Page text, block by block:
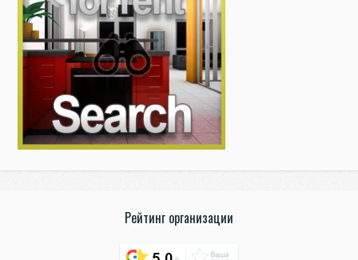
Рейтинг организации